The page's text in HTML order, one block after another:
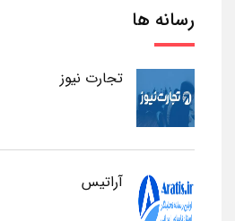
رسانه ها
تجارت نیوز
آراتیس